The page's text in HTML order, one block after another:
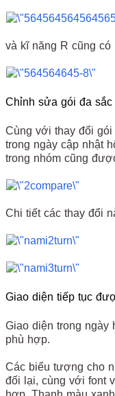
và kĩ năng R cũng
Chỉnh sửa gói đa sắc
Cùng với thay đổi
trong ngày cập nhật
trong nhóm cũng
Chi tiết các thay đổi
Giao diện tiếp tục
Giao diện trong ngày
phù hợp.
Các biểu tượng cho
đối lại, cùng với font